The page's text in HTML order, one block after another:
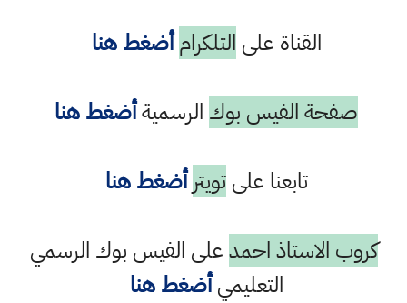
القناة على التلكرام أضغط هنا
صفحة الفيس بوك الرسميةأضغط هنا
تابعنا علىتويتر أضغط هنا
كروب الاستاذ احمدعلى الفيس بوك الرسمي
التعليميأضغط هنا